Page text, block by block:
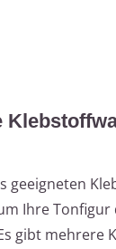
geeigneten
Ihre
gibt mehrere